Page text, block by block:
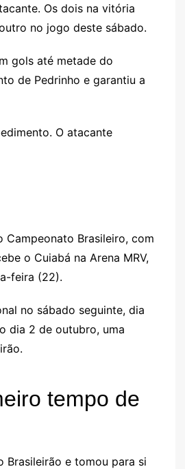
Os dois na vitória
no jogo deste sábado.
gols até metade do
de Pedrinho e garantiu a
O atacante
Campeonato Brasileiro, com
o Cuiabá na Arena MRV,
feira (22).
no sábado seguinte, dia
dia 2 de outubro, uma
tempo de
Brasileirão e tomou para si